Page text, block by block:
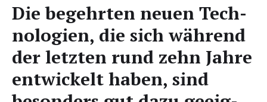
Die begehr­ten neu­en Tech­
no­lo­gien, die sich wäh­rend
der letz­ten rund zehn Jah­re
ent­wi­ckelt haben, sind